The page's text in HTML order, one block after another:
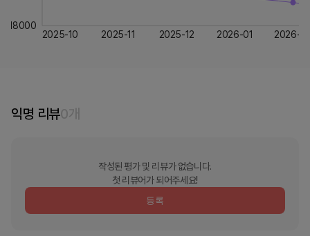
2025-10 2025-11 2025-12 2026-01 2026-
18000
익명 리뷰0개
작성된 평가 및 리뷰가 없습니다.
첫 리뷰어가 되어주세요!
등록